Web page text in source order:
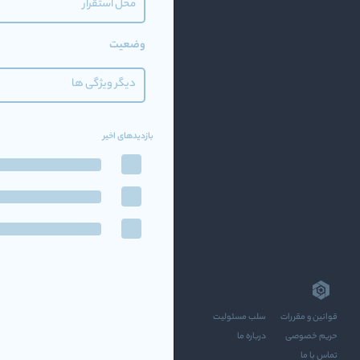
قوانین و مقررات
سلب مسئولیت
حریم خصوصی
درباره ما
تماس با ما
محل استقرار
وضعیت
دیگر ویژگی ها
بازدیدهای اخیر